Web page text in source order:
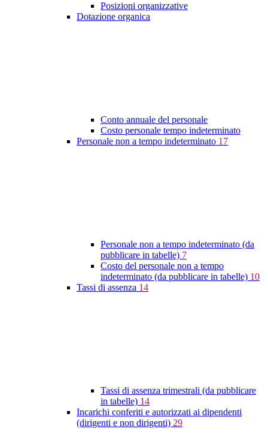
Posizioni organizzative
Dotazione organica
Conto annuale del personale
Costo personale tempo indeterminato
Personale non a tempo indeterminato 17
Personale non a tempo indeterminato (da
pubblicare in tabelle) 7
Costo del personale non a tempo
indeterminato (da pubblicare in tabelle) 10
Tassi di assenza 14
Tassi di assenza trimestrali (da pubblicare
in tabelle) 14
Incarichi conferiti e autorizzati ai dipendenti
(dirigenti e non dirigenti) 29